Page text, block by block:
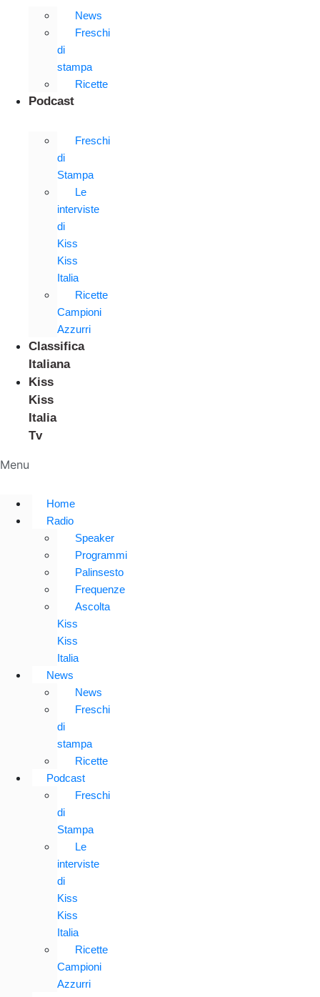
News
Freschi
di
stampa
Ricette
Podcast
Freschi
di
Stampa
Le
interviste
di
Kiss
Kiss
Italia
Ricette
Campioni
Azzurri
Classifica
Italiana
Kiss
Kiss
Italia
Tv
Menu
Home
Radio
Speaker
Programmi
Palinsesto
Frequenze
Ascolta
Kiss
Kiss
Italia
News
News
Freschi
di
stampa
Ricette
Podcast
Freschi
di
Stampa
Le
interviste
di
Kiss
Kiss
Italia
Ricette
Campioni
Azzurri